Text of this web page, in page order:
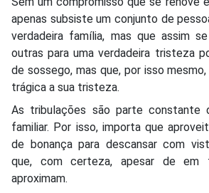
apenas subsiste um conjunto de
verdadeira família, mas que assim
outras para uma verdadeira tristeza
de sossego, mas que, por isso
trágica a sua tristeza.
As tribulações são parte constante
familiar. Por isso, importa que
de bonança para descansar com
que, com certeza, apesar de em
aproximam.